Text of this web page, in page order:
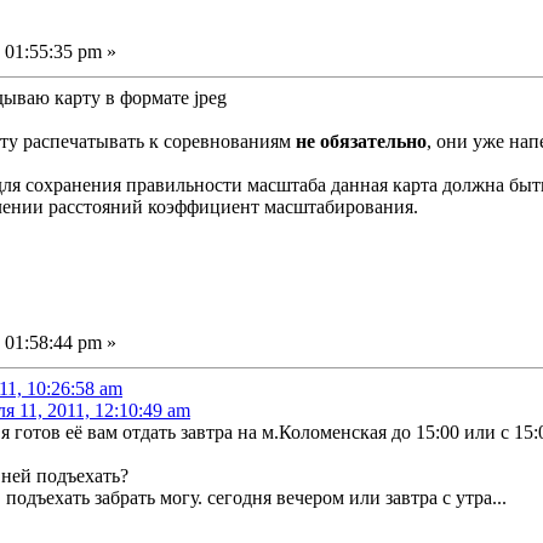
pm »
карту в формате jpeg
распечатывать к соревнованиям не обязательно, они уже
сохранения правильности масштаба данная карта должна
расстояний коэффициент масштабирования.
pm »
10:26:58 am
11, 2011, 12:10:49 am
её вам отдать завтра на м.Коломенская до 15:00 или с
подъехать?
забрать могу. сегодня вечером или завтра с утра...